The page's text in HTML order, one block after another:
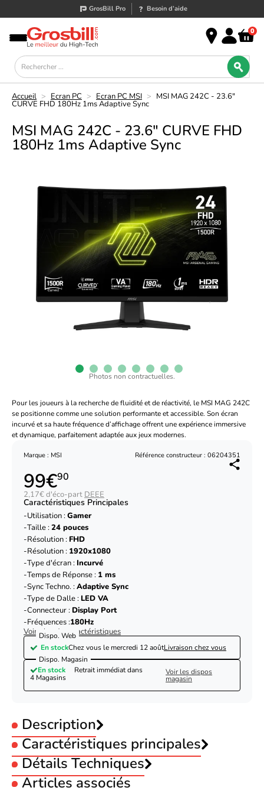
GrosBill Pro Besoin d’aide
0
Accueil > Ecran PC > Ecran PC MSI > MSI MAG 242C - 23.6"
CURVE FHD 180Hz 1ms Adaptive Sync
MSI MAG 242C - 23.6" CURVE FHD
180Hz 1ms Adaptive Sync
Photos non contractuelles.
Pour les joueurs à la recherche de fluidité et de réactivité, le MSI MAG 242C
se positionne comme une solution performante et accessible. Son écran
incurvé et sa haute fréquence d’affichage offrent une expérience immersive
et dynamique, parfaitement adaptée aux jeux modernes.
Marque : MSI Référence constructeur : 06204351
99€90
2,17€ d'éco-part DEEE
Caractéristiques Principales
Utilisation :Gamer
Taille :24 pouces
Résolution : FHD
Résolution : 1920x1080
Type d'écran : Incurvé
Temps de Réponse : 1 ms
Sync Techno. :Adaptive Sync
Type de Dalle : LED VA
Connecteur : Display Port
Fréquences :180Hz
Voir plus de caractéristiques
Dispo. Web
En stockChez vous le mercredi 12 aoûtLivraison chez vous
Dispo. Magasin
En stock
Retrait immédiat dans
4 Magasins
Voir les dispos
magasin
Description
Caractéristiques principales
Utilisation :Gamer
Taille :24 pouces
Résolution :FHD
Détails Techniques
Écran
Articles associés